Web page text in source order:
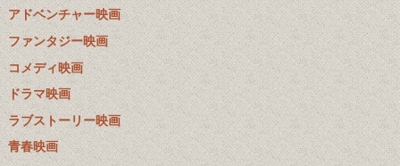
アドベンチャー映画
ファンタジー映画
コメディ映画
ドラマ映画
ラブストーリー映画
青春映画